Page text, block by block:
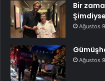
Bir
Ağustos
Ağustos